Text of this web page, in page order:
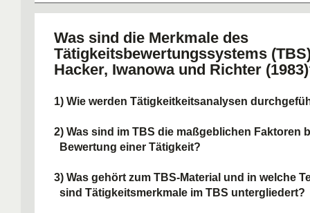
80: Servicearbeiten (1,2%)
90: Sonstige Arbeiten (3,8%)
Was sind die Merkmale des
Tätigkeitsbewertungssystems
Hacker, Iwanowa und Richter
1) Wie werden Tätigkeitkeitsanalysen
2) Was sind im TBS die maßgeblichen Faktoren
Bewertung einer Tätigkeit?
3) Was gehört zum TBS-Material und in welche
sind Tätigkeitsmerkmale im TBS untergliedert?